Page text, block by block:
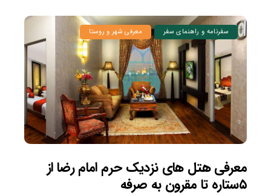
سفرنامه و راهنمای سفر معرفی شهر و روستا
معرفی هتل های نزدیک حرم امام رضا از
۵ستاره تا مقرون به صرفه